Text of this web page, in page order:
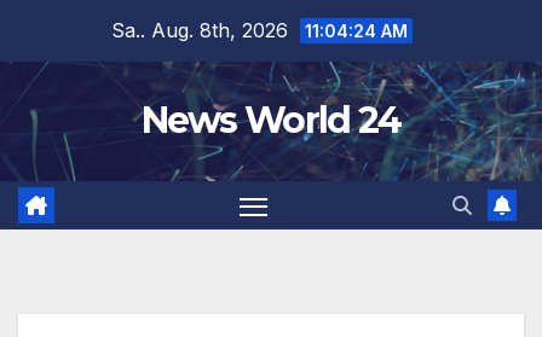
springen
Sa.. Aug. 8th, 2026 11:04:25 AM
News World 24